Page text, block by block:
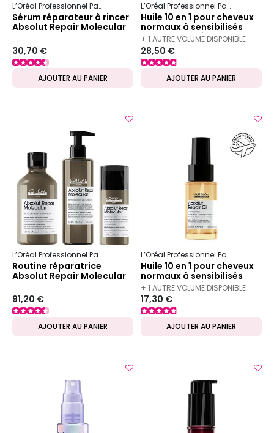
L’Oréal Professionnel Paris Serie Expert Absolut Repair Molecular
Sérum réparateur à rincer
Absolut Repair Molecular
30,70 €
AJOUTER AU PANIER
L’Oréal Professionnel Paris
Huile 10 en 1 pour cheveux
normaux à sensibilisés
Absolut Repair 90 ml
+ 1 AUTRE VOLUME DISPONIBLE
28,50 €
AJOUTER AU PANIER
L’Oréal Professionnel Paris Serie Expert Absolut Repair Molecular
Routine réparatrice
Absolut Repair Molecular
91,20 €
AJOUTER AU PANIER
L’Oréal Professionnel Paris
Huile 10 en 1 pour cheveux
normaux à sensibilisés
Absolut Repair 30 ml
+ 1 AUTRE VOLUME DISPONIBLE
17,30 €
AJOUTER AU PANIER